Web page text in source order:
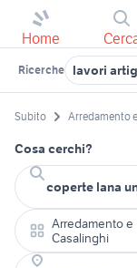
Home
Ricerche lavori
Subito Arredamento
Cosa cerchi?
Arredamento e
Casalinghi